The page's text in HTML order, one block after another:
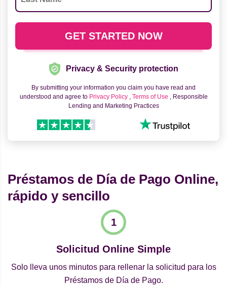
Privacy & Security protection
By submitting your information you claim you have read and
understood and agree to Privacy Policy , Terms of Use , Responsible
Lending and Marketing Practices
Préstamos de Día de Pago Online,
rápido y sencillo
Solicitud Online Simple
Solo lleva unos minutos para rellenar la solicitud para los
Préstamos de Día de Pago.